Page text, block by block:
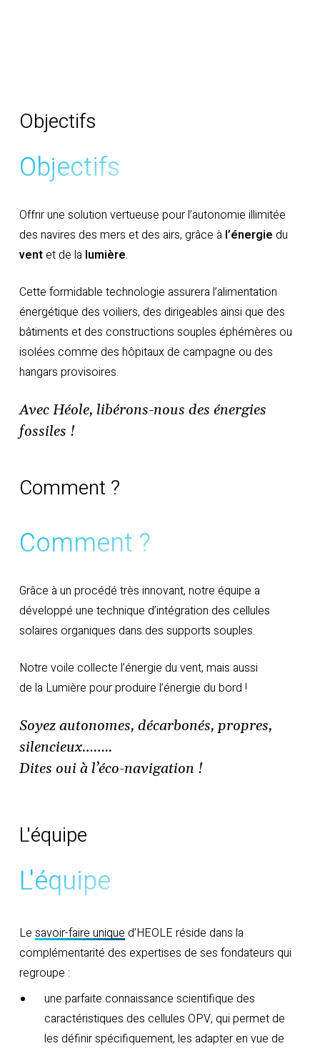
Objectifs
Objectifs
Offrir une solution vertueuse pour l’autonomie illimitée
des navires des mers et des airs, grâce à l’énergie du
ventet de la lumière.
Cette formidable technologie assurera l’alimentation
énergétique des voiliers, des dirigeables ainsi que des
bâtiments et des constructions souples éphémères ou
isolées comme des hôpitaux de campagne ou des
hangars provisoires.
Avec Héole, libérons-nous des énergies
fossiles !
Comment ?
Comment ?
Grâce à un procédé très innovant, notre équipe a
développé une technique d’intégration des cellules
solaires organiques dans des supports souples.
Notre voile collecte l’énergie du vent, mais aussi
de la Lumière pour produire l’énergie du bord !
Soyez autonomes, décarbonés, propres,
silencieux……..
Dites oui à l’éco-navigation !
L'équipe
L'équipe
Le savoir-faire unique d’HEOLE réside dans la
complémentarité des expertises de ses fondateurs qui
regroupe :
une parfaite connaissance scientifique des
caractéristiques des cellules OPV, qui permet de
les définir spécifiquement, les adapter en vue de